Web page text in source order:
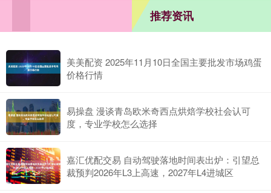
推荐资讯
美美配资 2025年11月10日全国主要批发市场鸡蛋
价格行情
易操盘 漫谈青岛欧米奇西点烘焙学校社会认可
度，专业学校怎么选择
嘉汇优配交易 自动驾驶落地时间表出炉：引望总
裁预判2026年L3上高速，2027年L4进城区